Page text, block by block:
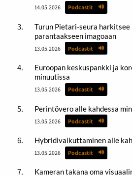
14.05.2026 Podcastit
Turun Pietari-seura harkitsee
parantaakseen imagoaan
13.05.2026 Podcastit
Euroopan keskuspankki ja
minuutissa
13.05.2026 Podcastit
Perintövero alle kahdessa
13.05.2026 Podcastit
Hybridivaikuttaminen alle
13.05.2026 Podcastit
Kameran takana oma